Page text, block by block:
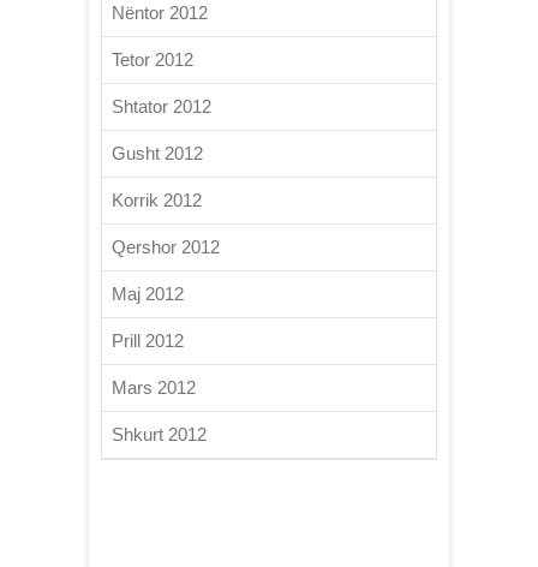
Nëntor 2012
Tetor 2012
Shtator 2012
Gusht 2012
Korrik 2012
Qershor 2012
Maj 2012
Prill 2012
Mars 2012
Shkurt 2012